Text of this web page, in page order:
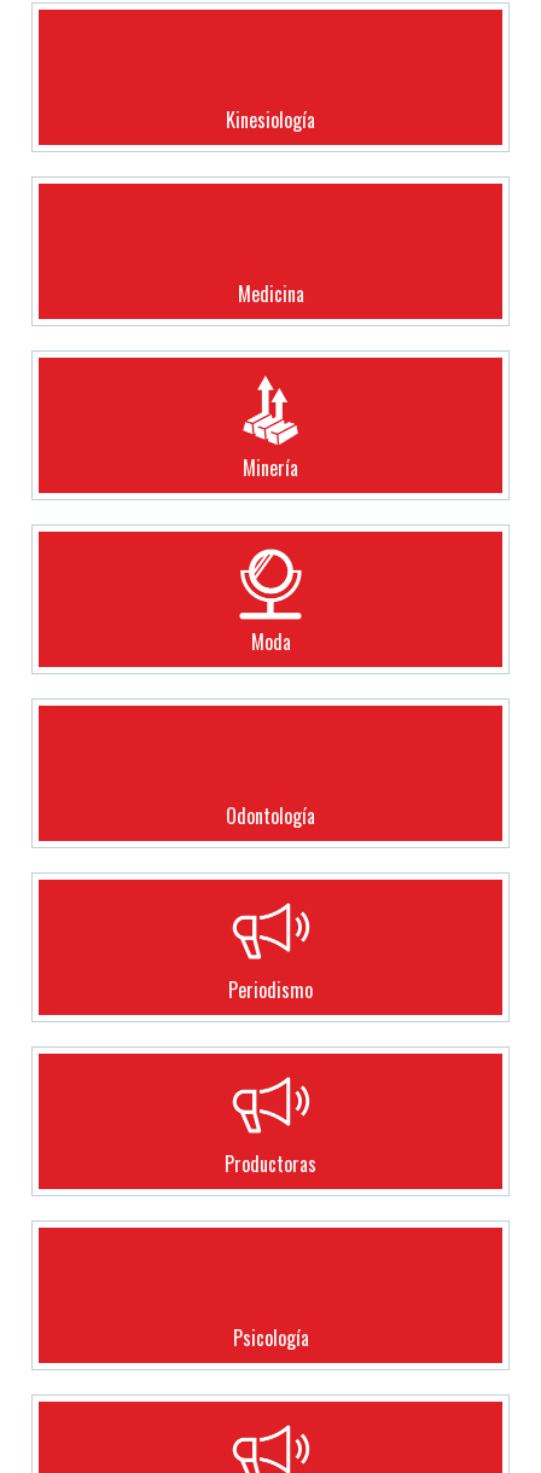
Kinesiología
Medicina
Minería
Moda
Odontología
Periodismo
Productoras
Psicología